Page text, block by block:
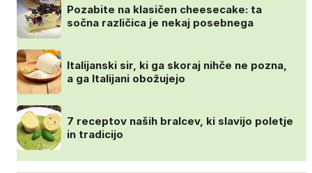
Pozabite na klasičen cheesecake: ta
sočna različica je nekaj posebnega
Italijanski sir, ki ga skoraj nihče ne pozna,
a ga Italijani obožujejo
7 receptov naših bralcev, ki slavijo poletje
in tradicijo